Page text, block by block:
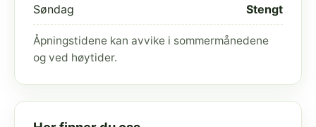
Søndag Stengt
Åpningstidene kan avvike i sommermånedene
og ved høytider.